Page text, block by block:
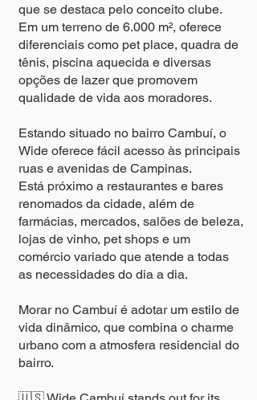
que se destaca pelo conceito clube.
Em um terreno de 6.000 m², oferece
diferenciais como pet place, quadra de
tênis, piscina aquecida e diversas
opções de lazer que promovem
qualidade de vida aos moradores.
Estando situado no bairro Cambuí, o
Wide oferece fácil acesso às principais
ruas e avenidas de Campinas.
Está próximo a restaurantes e bares
renomados da cidade, além de
farmácias, mercados, salões de beleza,
lojas de vinho, pet shops e um
comércio variado que atende a todas
as necessidades do dia a dia.
Morar no Cambuí é adotar um estilo de
vida dinâmico, que combina o charme
urbano com a atmosfera residencial do
bairro.